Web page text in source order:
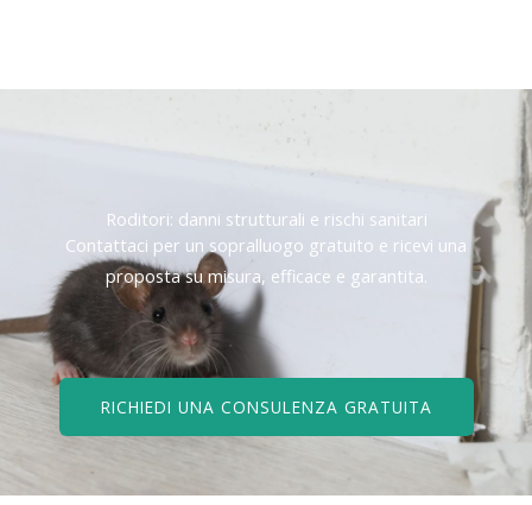
Roditori: danni strutturali e rischi sanitari
Contattaci per un sopralluogo gratuito e ricevi una
proposta su misura, efficace e garantita.
RICHIEDI UNA CONSULENZA GRATUITA